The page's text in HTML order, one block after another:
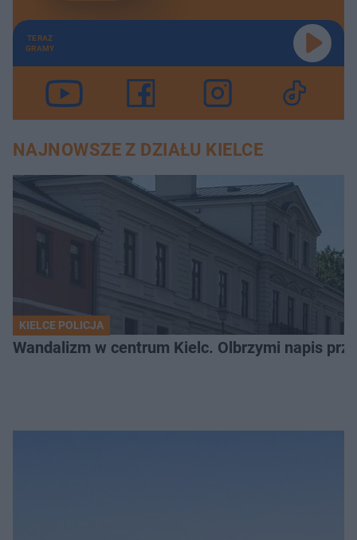
TERAZ
GRAMY
NAJNOWSZE Z DZIAŁU KIELCE
KIELCE POLICJA
Wandalizm w centrum Kielc. Olbrzymi napis